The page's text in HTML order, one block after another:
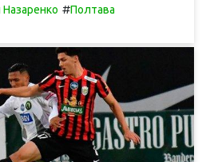
Назаренко #Полтава